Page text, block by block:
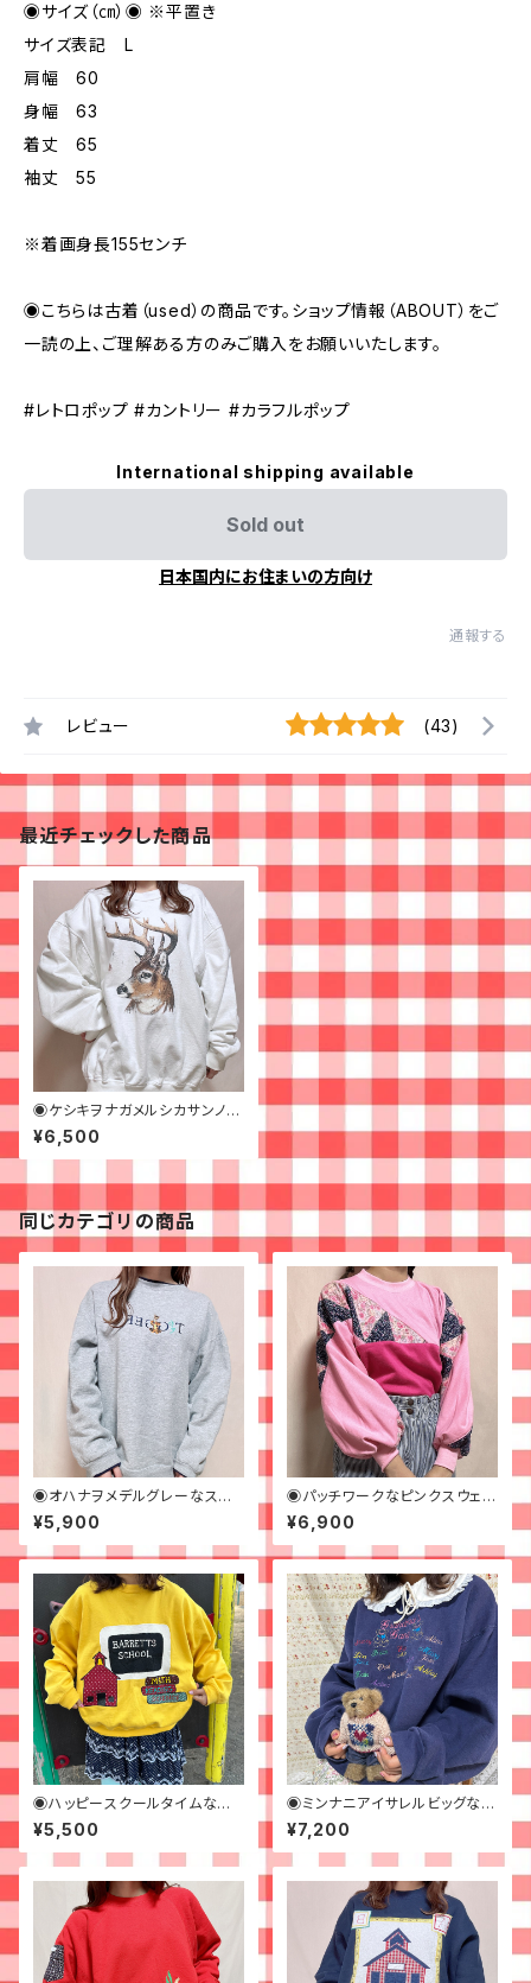
◉サイズ（㎝）◉ ※平置き
サイズ表記 L
肩幅 60
身幅 63
着丈 65
袖丈 55
※着画身長155センチ
◉こちらは古着（used）の商品です。ショップ情報（ABOUT）をご
一読の上、ご理解ある方のみご購入をお願いいたします。
#レトロポップ #カントリー #カラフルポップ
International shipping available
Sold out
日本国内にお住まいの方向け
通報する
レビュー (43)
最近チェックした商品
◉ケシキヲナガメルシカサンノビ
ッグスウェット◉古着
¥6,500
同じカテゴリの商品
◉オハナヲメデルグレーなスウ
ェット◉ 古着 刺繍 キャラクター
¥5,900
◉パッチワークなピンクスウェッ
ト◉古着
¥6,900
◉ハッピースクールタイムなイ
エロースウェット◉ 古着 黄色
¥5,500
◉ミンナニアイサレルビッグなス
ウェット◉ 古着 ネイビー 刺繍
オーバーサイズ
¥7,200